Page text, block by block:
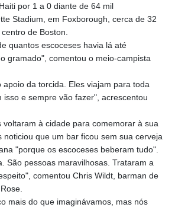
por 1 a 0 diante de 64 mil
Stadium, em Foxborough, cerca de 32
de Boston.
quantos escoceses havia lá até
gramado", comentou o meio-campista
apoio da torcida. Eles viajam para toda
isso e sempre vão fazer", acrescentou
voltaram à cidade para comemorar à sua
noticiou que um bar ficou sem sua cerveja
"porque os escoceses beberam tudo".
São pessoas maravilhosas. Trataram a
comentou Chris Wildt, barman de
mais do que imaginávamos, mas nós